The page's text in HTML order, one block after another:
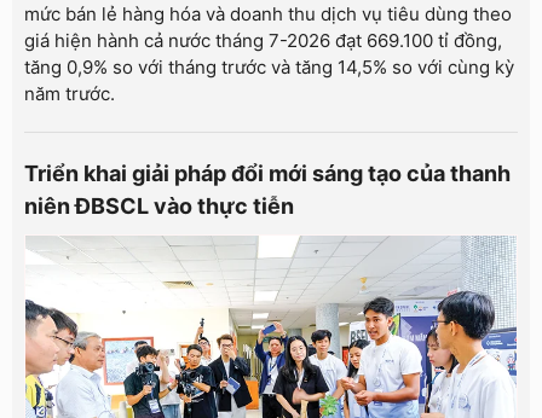
mức bán lẻ hàng hóa và doanh thu dịch vụ tiêu dùng theo
giá hiện hành cả nước tháng 7-2026 đạt 669.100 tỉ đồng,
tăng 0,9% so với tháng trước và tăng 14,5% so với cùng kỳ
năm trước.
Triển khai giải pháp đổi mới sáng tạo của thanh
niên ĐBSCL vào thực tiễn